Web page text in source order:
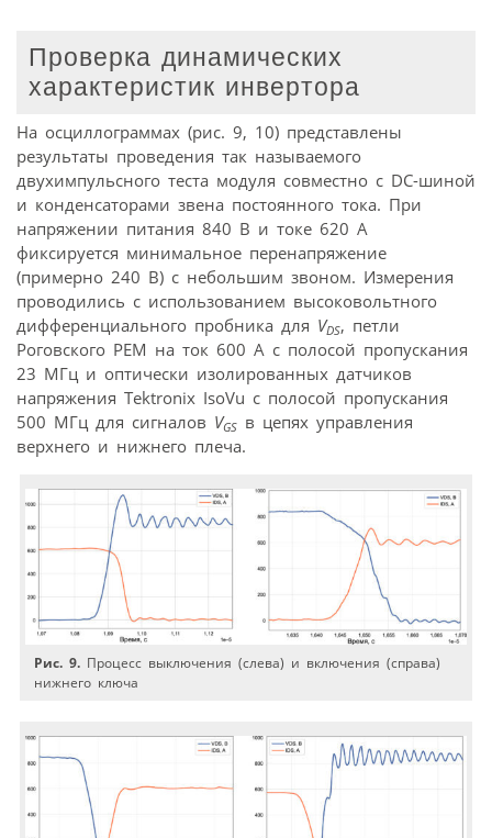
Проверка динамических
характеристик инвертора
На осциллограммах (рис. 9, 10) представлены
результаты проведения так называемого
двухимпульсного теста модуля совместно с DC-шиной
и конденсаторами звена постоянного тока. При
напряжении питания 840 В и токе 620 А
фиксируется минимальное перенапряжение
(примерно 240 В) с небольшим звоном. Измерения
проводились с использованием высоковольтного
дифференциального пробника для VDS, петли
Роговского PEM на ток 600 А с полосой пропускания
23 МГц и оптически изолированных датчиков
напряжения Tektronix IsoVu с полосой пропускания
500 МГц для сигналов VGS в цепях управления
верхнего и нижнего плеча.
Рис. 9. Процесс выключения (слева) и включения (справа)
нижнего ключа